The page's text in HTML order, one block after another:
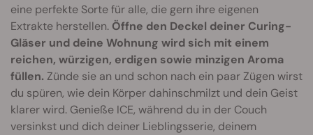
eine perfekte Sorte für alle, die gern ihre eigenen
Extrakte herstellen. Öffne den Deckel deiner Curing-
Gläser und deine Wohnung wird sich mit einem
reichen, würzigen, erdigen sowie minzigen Aroma
füllen. Zünde sie an und schon nach ein paar Zügen wirst
du spüren, wie dein Körper dahinschmilzt und dein Geist
klarer wird. Genieße ICE, während du in der Couch
versinkst und dich deiner Lieblingsserie, deinem